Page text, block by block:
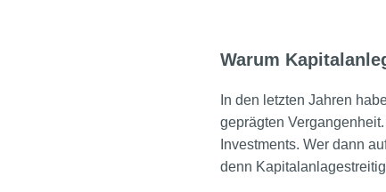
Warum
In den letzten Jahren
geprägten
Investments. Wer dann
denn